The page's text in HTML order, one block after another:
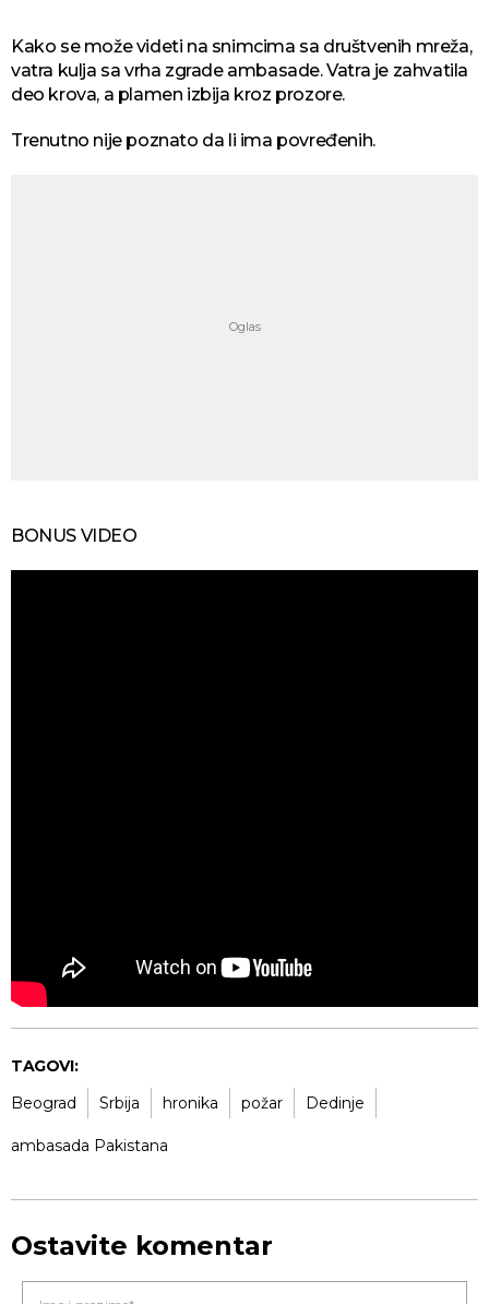
Kako se može videti na snimcima sa društvenih mreža,
vatra kulja sa vrha zgrade ambasade. Vatra je zahvatila
deo krova, a plamen izbija kroz prozore.
Trenutno nije poznato da li ima povređenih.
BONUS VIDEO
TAGOVI:
Beograd
Srbija hronika požar Dedinje
ambasada Pakistana
Ostavite komentar